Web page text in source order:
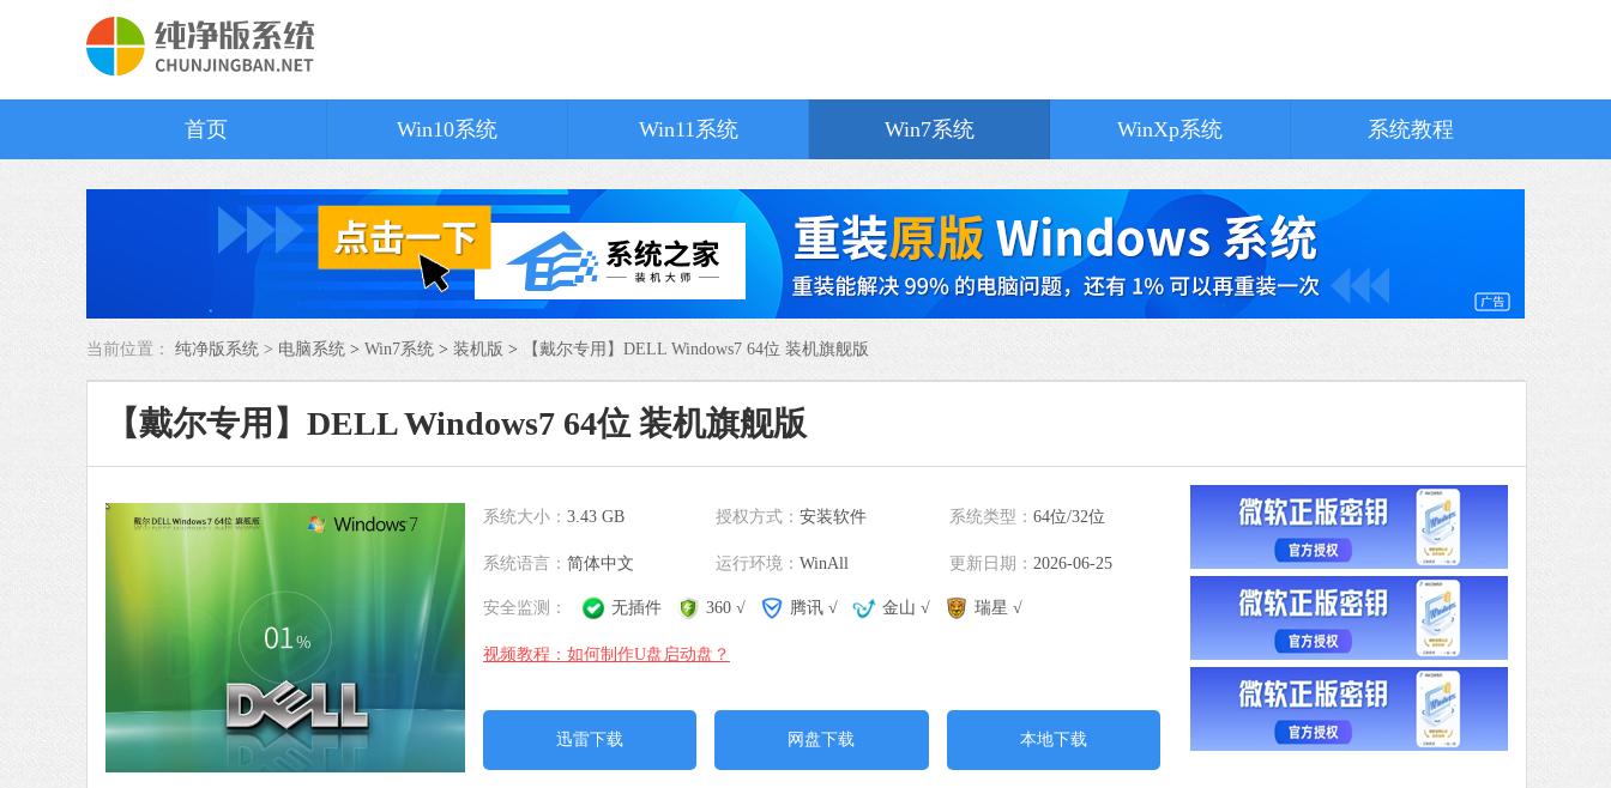
首页 Win10系统 Win11系统 Win7系统 WinXp系统 系统教程
当前位置： 纯净版系统 > 电脑系统 > Win7系统 > 装机版 > 【戴尔专用】DELL Windows7 64位 装机旗舰版
【戴尔专用】DELL Windows7 64位 装机旗舰版
系统大小： 3.43 GB 授权方式：安装软件 系统类型： 64位/32位
系统语言： 简体中文 运行环境：WinAll 更新日期： 2026-06-25
安全监测： 无插件 360 √ 腾讯 √ 金山 √ 瑞星 √
视频教程：如何制作U盘启动盘？
迅雷下载 网盘下载 本地下载
下载
软件大小：194.66 MB
软件语言：简体中文
夸克浏览器
系统之家装机大师增强版
软件语言：简体中文
驱动修复大师
软件大小：75.82 MB
软件语言：简体中文
火狐浏览器